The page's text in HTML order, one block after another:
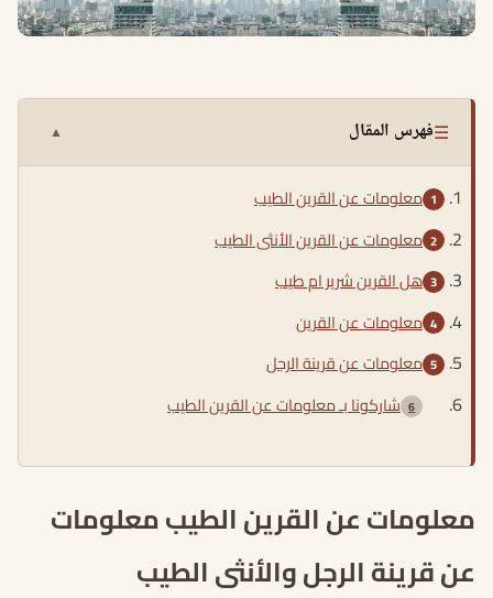
☰فهرس المقال ▲
معلومات عن القرين الطيب
معلومات عن القرين الأنثى الطيب
هل القرين شرير ام طيب
معلومات عن القرين
معلومات عن قرينة الرجل
شاركونا بـ معلومات عن القرين الطيب
معلومات عن القرين الطيب معلومات
عن قرينة الرجل والأنثى الطيب